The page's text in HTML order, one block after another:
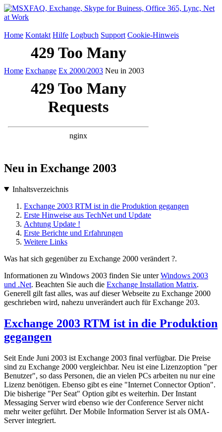
Home Kontakt Hilfe Logbuch Support Cookie-Hinweis
Home Exchange Ex 2000/2003 Neu in 2003
Neu in Exchange 2003
Inhaltsverzeichnis
Exchange 2003 RTM ist in die Produktion gegangen
Erste Hinweise aus TechNet und Update
Achtung Update !
Erste Berichte und Erfahrungen
Weitere Links
Was hat sich gegenüber zu Exchange 2000 verändert ?.
Informationen zu Windows 2003 finden Sie unterWindows 2003
und .Net. Beachten Sie auch die Exchange Installation Matrix.
Generell gilt fast alles, was auf dieser Webseite zu Exchange 2000
geschrieben wird, nahezu unverändert auch für Exchange 203.
Exchange 2003 RTM ist in die Produktion
gegangen
Seit Ende Juni 2003 ist Exchange 2003 final verfügbar. Die Preise
sind zu Exchange 2000 vergleichbar. Neu ist eine Lizenzoption "per
Benutzer", so dass Personen, die an vielen PCs arbeiten nu nur eine
Lizenz benötigen. Ebenso gibt es eine "Internet Connector Option".
Die bisherige "Per Seat" Option gibt es weiterhin. Der Instant
Messaging Server wird ebenso wie der Conference Server nicht
mehr weiter geführt. Der Mobile Information Server ist als OMA-
Server integriert.